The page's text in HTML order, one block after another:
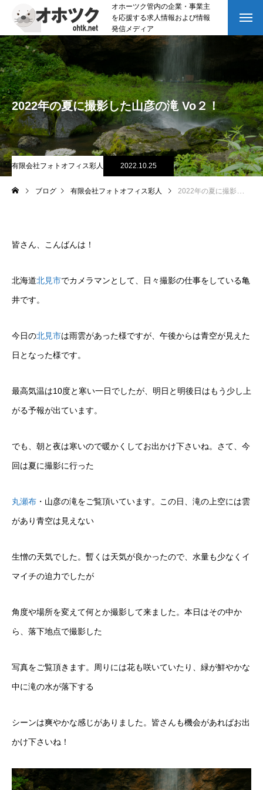
オホーツク管内の企業・事業主
を応援する求人情報および情報
発信メディア
2022年の夏に撮影した山彦の滝 Vo２！
有限会社フォトオフィス彩人 2022.10.25
ブログ 有限会社フォトオフィス彩人 2022年の夏に撮影した山彦の滝 Vo２！
皆さん、こんばんは！
北海道北見市でカメラマンとして、日々撮影の仕事をしている亀
井です。
今日の北見市は雨雲があった様ですが、午後からは青空が見えた
日となった様です。
最高気温は10度と寒い一日でしたが、明日と明後日はもう少し上
がる予報が出ています。
でも、朝と夜は寒いので暖かくしてお出かけ下さいね。さて、今
回は夏に撮影に行った
丸瀬布 ・山彦の滝をご覧頂いています。この日、滝の上空には雲
があり青空は見えない
生憎の天気でした。暫くは天気が良かったので、水量も少なくイ
マイチの迫力でしたが
角度や場所を変えて何とか撮影して来ました。本日はその中か
ら、落下地点で撮影した
写真をご覧頂きます。周りには花も咲いていたり、緑が鮮やかな
中に滝の水が落下する
シーンは爽やかな感じがありました。皆さんも機会があればお出
かけ下さいね！